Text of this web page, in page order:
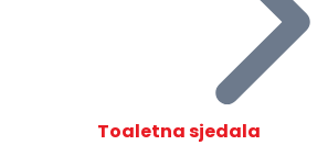
Toaletna sjedala